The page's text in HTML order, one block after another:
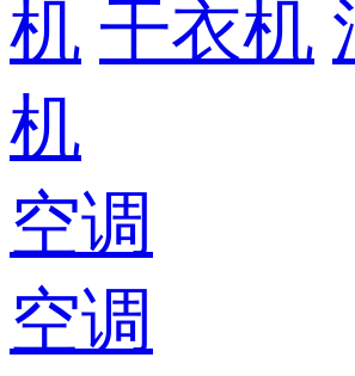
机 干衣机
机
空调
空调